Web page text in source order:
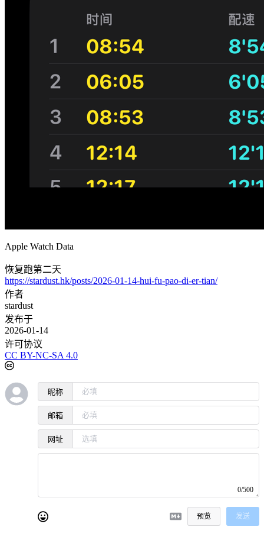
Apple Watch Data
恢复跑第二天
https://stardust.hk/posts/2026-01-14-hui-fu-pao-di-er-tian/
作者
stardust
发布于
2026-01-14
许可协议
CC BY-NC-SA 4.0
昵称
邮箱
网址
0/500
预览 发送